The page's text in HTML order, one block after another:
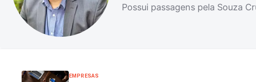
Possui passagens pela Souza
EMPRESAS